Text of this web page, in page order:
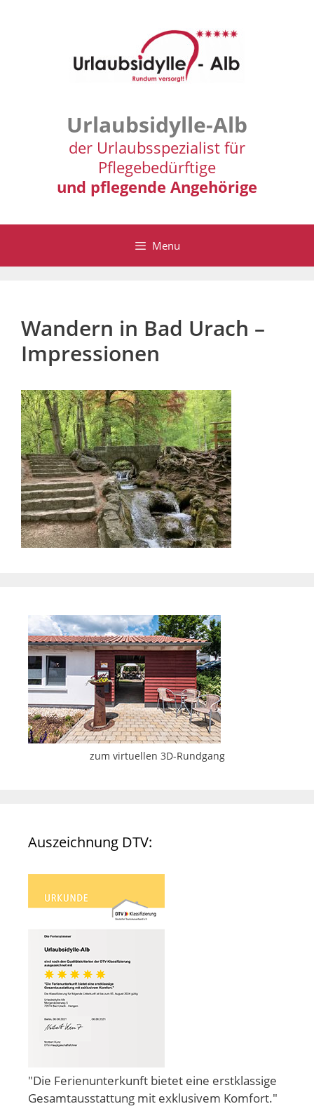
Urlaubsidylle-Alb
der Urlaubsspezialist für
Pflegebedürftige
und pflegende Angehörige
Menu
Wandern in Bad Urach –
Impressionen
zum virtuellen 3D-Rundgang
Auszeichnung DTV:
"Die Ferienunterkunft bietet eine erstklassige
Gesamtausstattung mit exklusivem Komfort."